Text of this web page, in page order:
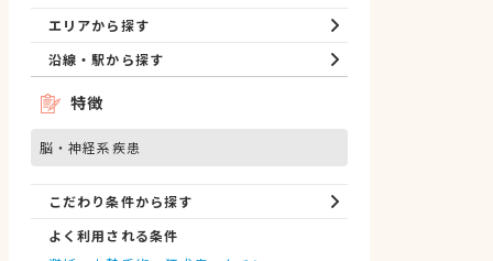
エリアから探す
沿線・駅から探す
特徴
脳・神経系疾患
こだわり条件から探す
よく利用される条件